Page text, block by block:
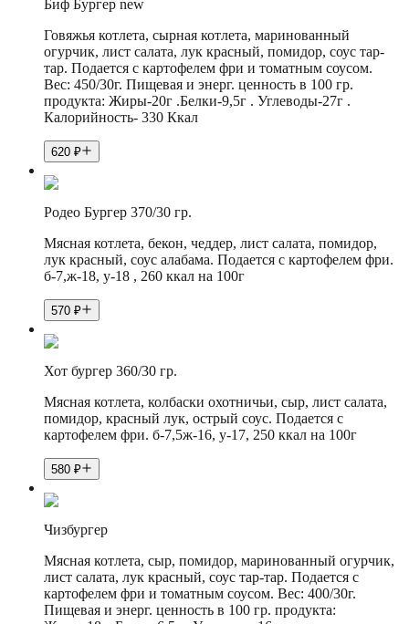
Биф Бургер new
Говяжья котлета, сырная котлета, маринованный
огурчик, лист салата, лук красный, помидор, соус тар-
тар. Подается с картофелем фри и томатным соусом.
Вес: 450/30г. Пищевая и энерг. ценность в 100 гр.
продукта: Жиры-20г .Белки-9,5г . Углеводы-27г .
Калорийность- 330 Ккал
620 ₽
Родео Бургер 370/30 гр.
Мясная котлета, бекон, чеддер, лист салата, помидор,
лук красный, соус алабама. Подается с картофелем фри.
б-7,ж-18, у-18 , 260 ккал на 100г
570 ₽
Хот бургер 360/30 гр.
Мясная котлета, колбаски охотничьи, сыр, лист салата,
помидор, красный лук, острый соус. Подается с
картофелем фри. б-7,5ж-16, у-17, 250 ккал на 100г
580 ₽
Чизбургер
Мясная котлета, сыр, помидор, маринованный огурчик,
лист салата, лук красный, соус тар-тар. Подается с
картофелем фри и томатным соусом. Вес: 400/30г.
Пищевая и энерг. ценность в 100 гр. продукта: